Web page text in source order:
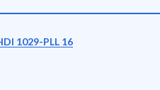
1029-PLL 16